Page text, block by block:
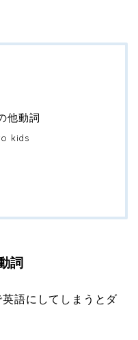
他動詞
kids
詞
語にしてしまうとダ